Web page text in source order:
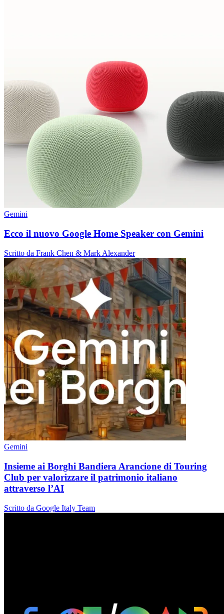
Gemini
Ecco il nuovo Google Home Speaker con Gemini
Scritto da Frank Chen & Mark Alexander
Gemini
Insieme ai Borghi Bandiera Arancione di Touring
Club per valorizzare il patrimonio italiano
attraverso l’AI
Scritto da Google Italy Team